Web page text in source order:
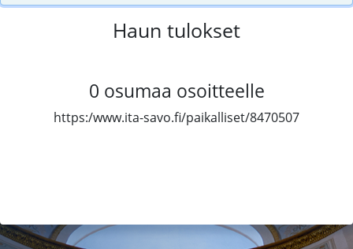
Haun tulokset
0 osumaa osoitteelle
https:/www.ita-savo.fi/paikalliset/8470507